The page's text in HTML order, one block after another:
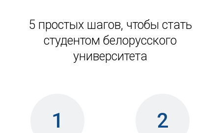
5 простых шагов, чтобы стать
студентом белорусского
университета
1 2